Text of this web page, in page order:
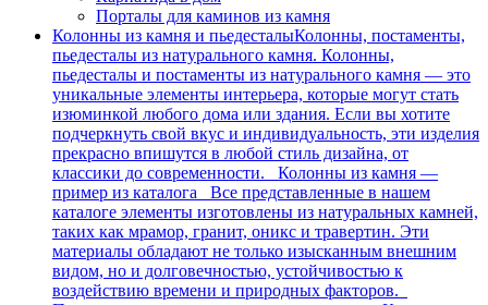
Порталы для каминов из камня
Колонны из камня и пьедесталыКолонны, постаменты,
пьедесталы из натурального камня. Колонны,
пьедесталы и постаменты из натурального камня — это
уникальные элементы интерьера, которые могут стать
изюминкой любого дома или здания. Если вы хотите
подчеркнуть свой вкус и индивидуальность, эти изделия
прекрасно впишутся в любой стиль дизайна, от
классики до современности. Колонны из камня —
пример из каталога Все представленные в нашем
каталоге элементы изготовлены из натуральных камней,
таких как мрамор, гранит, оникс и травертин. Эти
материалы обладают не только изысканным внешним
видом, но и долговечностью, устойчивостью к
воздействию времени и природных факторов.